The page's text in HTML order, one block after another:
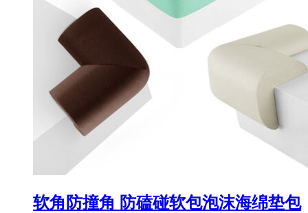
软角防撞角 防磕碰软包泡沫海绵垫包